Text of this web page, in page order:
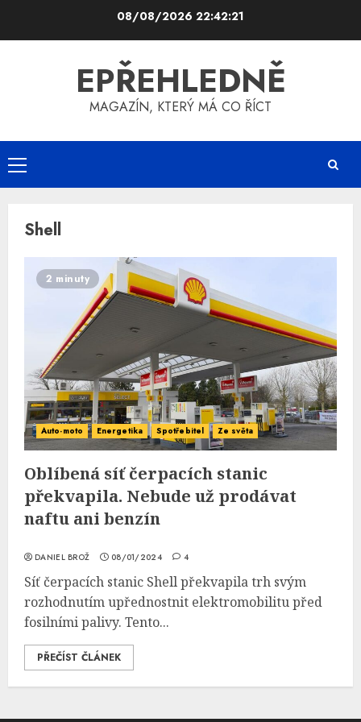
08/08/2026 22:42:21
EPŘEHLEDNĚ
MAGAZÍN, KTERÝ MÁ CO ŘÍCT
Primary
Menu
Shell
2 minuty
Auto-moto Energetika Spotřebitel Ze světa
Oblíbená síť čerpacích stanic
překvapila. Nebude už prodávat
naftu ani benzín
DANIEL BROŽ 08/01/2024 4
Síť čerpacích stanic Shell překvapila trh svým
rozhodnutím upřednostnit elektromobilitu před
fosilními palivy. Tento...
PŘEČÍST ČLÁNEK